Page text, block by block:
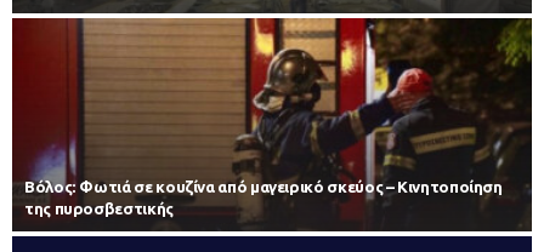
Βόλος: Φωτιά σε κουζίνα από μαγειρικό σκεύος – Κινητοποίηση
της πυροσβεστικής